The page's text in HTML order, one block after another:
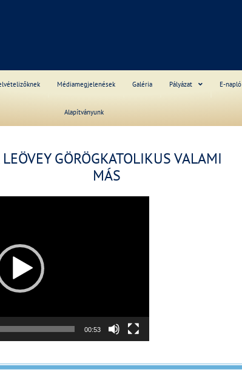
Médiamegjelenések Galéria Pályázat E-napló
Alapítványunk
GÖRÖGKATOLIKUS VALAMI
MÁS
00:53